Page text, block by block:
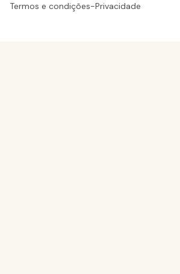
Termos e condições-Privacidade